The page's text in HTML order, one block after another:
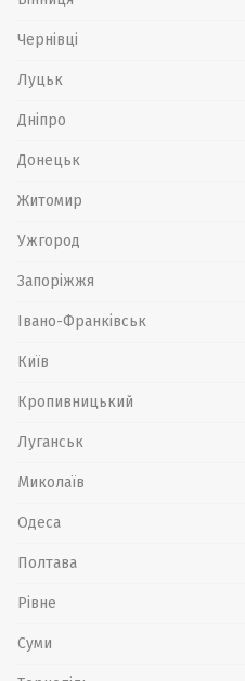
Чернівці
Луцьк
Дніпро
Донецьк
Житомир
Ужгород
Запоріжжя
Івано-Франківськ
Київ
Кропивницький
Луганськ
Миколаїв
Одеса
Полтава
Рівне
Суми